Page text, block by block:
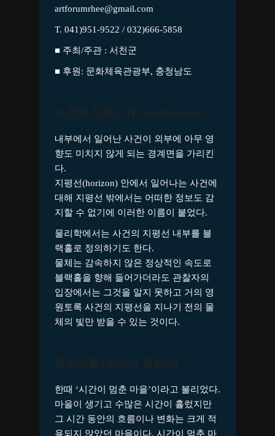
artforumrhee@gmail.com
T. 041)951-9522 / 032)666-5858
■ 주최/주관 : 서천군
■ 후원: 문화체육관광부, 충청남도
사건의 지평선 (Event Horizon)
내부에서 일어난 사건이 외부에 아무 영
향도 미치지 않게 되는 경계면을 가리킨
다.
지평선(horizon) 안에서 일어나는 사건에
대해 지평선 밖에서는 어떠한 정보도 감
지할 수 없기에 이러한 이름이 붙었다.
물리학에서는 사건의 지평선 내부를 블
랙홀로 정의하기도 한다.
물체는 감속하지 않은 정상적인 속도로
블랙홀을 향해 들어가더라도 관찰자의
입장에서는 그것을 알지 못하고 거의 영
원토록 사건의 지평선을 지나기 전의 물
체의 빛만 받을 수 있는 것이다.
현암마을 (판교면 현암리)
한때 ‘시간이 멈춘 마을’이라고 불리었다.
마을이 생기고 수많은 시간이 흘렀지만
그 시간 동안의 흐름이나 변화는 크게 적
용되지 않았던 마을이다. 시간이 멈춘 마